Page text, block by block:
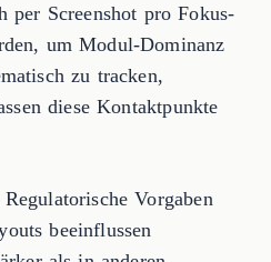
per Screenshot pro Fokus-
um Modul-Dominanz
zu tracken,
diese Kontaktpunkte
Vorgaben
beeinflussen